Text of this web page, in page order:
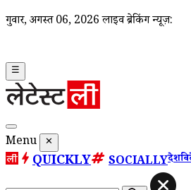
गुरूवार, अगस्त 06, 2026 लाइव ब्रेकिंग न्यूज़:
☰
Menu ✕
QUICKLY SOCIALLYदेश